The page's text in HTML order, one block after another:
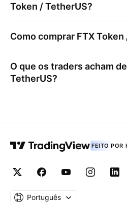
Token / TetherUS?
Como comprar FTX
O que os traders acham de
TetherUS?
FEITO POR
Português